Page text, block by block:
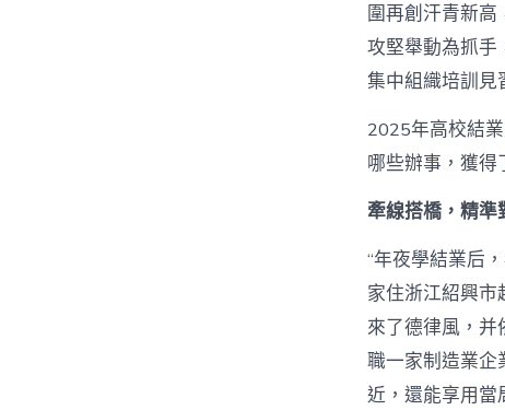
圍再創汗青新
攻堅舉動為抓手
集中組織培訓見
2025年高校結
哪些辦事，獲得
牽線搭橋，精準
“年夜學結業后
家住浙江紹興
來了德律風，
職一家制造業企
近，還能享用當